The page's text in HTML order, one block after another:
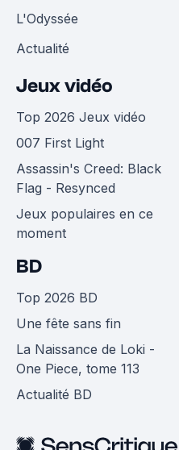
L'Odyssée
Actualité
Jeux vidéo
Top 2026 Jeux vidéo
007 First Light
Assassin's Creed: Black
Flag - Resynced
Jeux populaires en ce
moment
BD
Top 2026 BD
Une fête sans fin
La Naissance de Loki -
One Piece, tome 113
Actualité BD